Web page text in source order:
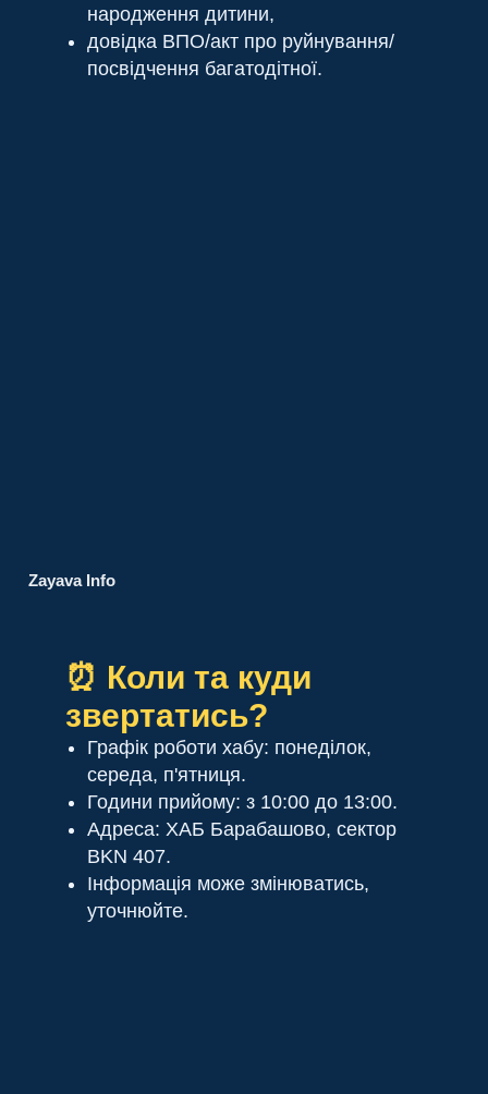
народження дитини,
довідка ВПО/акт про руйнування/
посвідчення багатодітної.
Zayava Info
⏰ Коли та куди
звертатись?
Графік роботи хабу: понеділок,
середа, п'ятниця.
Години прийому: з 10:00 до 13:00.
Адреса: ХАБ Барабашово, сектор
BKN 407.
Інформація може змінюватись,
уточнюйте.